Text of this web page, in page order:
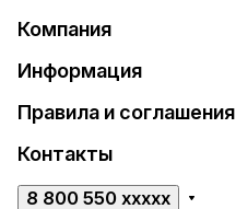
Компания
Информация
Правила и соглашения
Контакты
8 800 550 xxxxx